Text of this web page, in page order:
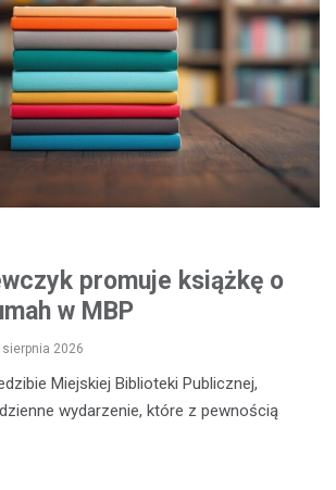
promuje książkę o
w MBP
sierpnia 2026
Miejskiej Biblioteki Publicznej,
wydarzenie, które z pewnością